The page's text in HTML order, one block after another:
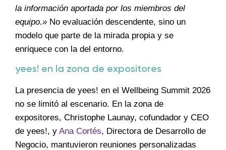
la información aportada por los miembros del
equipo.» No evaluación descendente, sino un
modelo que parte de la mirada propia y se
enriquece con la del entorno.
yees! en la zona de expositores
La presencia de yees! en el Wellbeing Summit 2026
no se limitó al escenario. En la zona de
expositores, Christophe Launay, cofundador y CEO
de yees!, y Ana Cortés, Directora de Desarrollo de
Negocio, mantuvieron reuniones personalizadas